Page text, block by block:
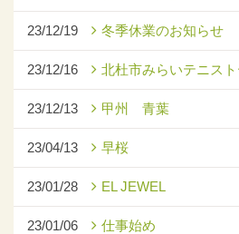
23/12/19 冬季休業のお知らせ
23/12/16 北杜市みらいテニス
23/12/13 甲州 青葉
23/04/13 早桜
23/01/28 EL JEWEL
23/01/06 仕事始め